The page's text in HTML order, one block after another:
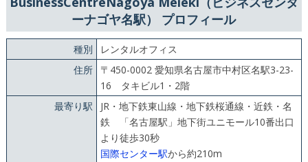
ーナゴヤ名駅） プロフィール
種別
レンタルオフィス
住所
〒450-0002 愛知県名古屋市中村区名駅3-23-
16 タキビル1・2階
最寄り駅
JR・地下鉄東山線・地下鉄桜通線・近鉄・名
鉄 「名古屋駅」地下街ユニモール10番出口
より徒歩30秒
国際センター駅から約210m